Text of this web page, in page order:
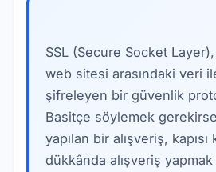
SSL (Secure Socket Layer),
web sitesi arasındaki veri
şifreleyen bir güvenlik
Basitçe söylemek
yapılan bir alışveriş,
dükkânda alışveriş